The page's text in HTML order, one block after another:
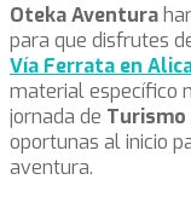
Oteka Aventura
para que disfrutes
Vía Ferrata en
material específico
jornada de Turismo
oportunas al inicio
aventura.